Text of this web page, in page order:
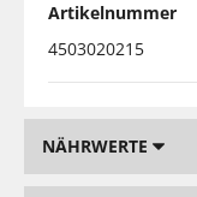
Artikelnummer
4503020215
NÄHRWERTE